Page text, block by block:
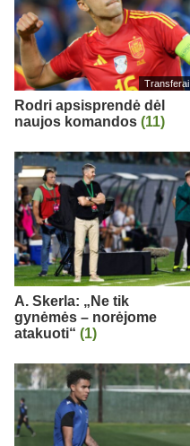
Transferai
Rodri apsisprendė dėl
naujos komandos (11)
A. Skerla: „Ne tik
gynėmės – norėjome
atakuoti“ (1)